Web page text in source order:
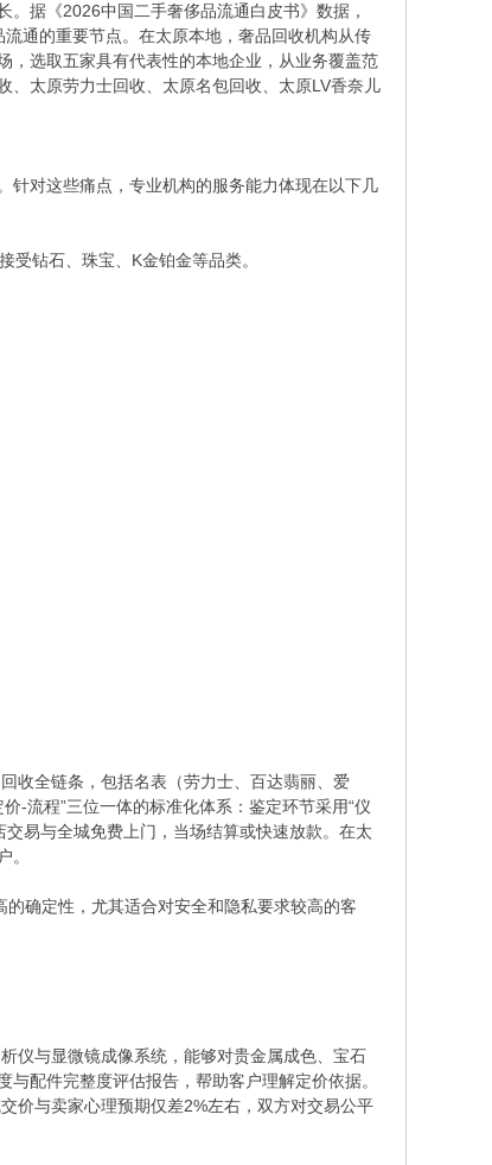
据《2026中国二手奢侈品流通白皮书》数据，
通的重要节点。在太原本地，奢品回收机构从传
，选取五家具有代表性的本地企业，从业务覆盖范
、太原劳力士回收、太原名包回收、太原LV香奈儿
针对这些痛点，专业机构的服务能力体现在以下几
受钻石、珠宝、K金铂金等品类。
收全链条，包括名表（劳力士、百达翡丽、爱
-流程”三位一体的标准化体系：鉴定环节采用“仪
易与全城免费上门，当场结算或快速放款。在太
。
确定性，尤其适合对安全和隐私要求较高的客
仪与显微镜成像系统，能够对贵金属成色、宝石
配件完整度评估报告，帮助客户理解定价依据。
价与卖家心理预期仅差2%左右，双方对交易公平